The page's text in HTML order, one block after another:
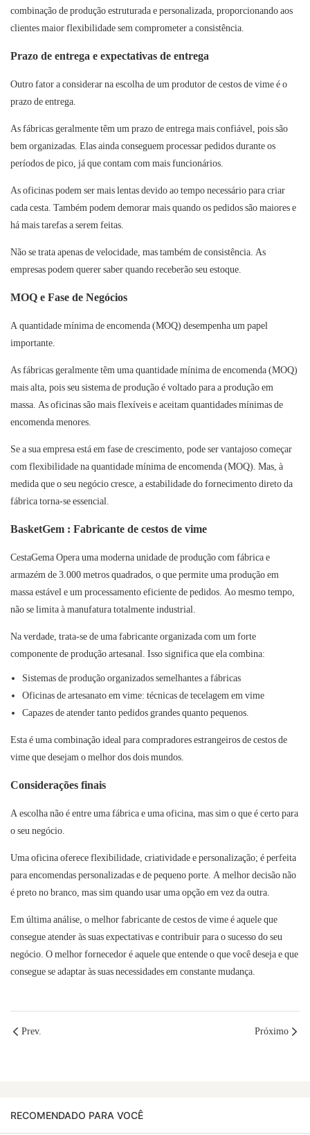
combinação de produção estruturada e personalizada, proporcionando aos
clientes maior flexibilidade sem comprometer a consistência.
Prazo de entrega e expectativas de entrega
Outro fator a considerar na escolha de um produtor de cestos de vime é o
prazo de entrega.
As fábricasgeralmente têm um prazo de entrega mais confiável, pois são
bem organizadas. Elas ainda conseguem processar pedidos durante os
períodos de pico, já que contam com mais funcionários.
As oficinaspodem ser mais lentas devido ao tempo necessário para criar
cada cesta. Também podem demorar mais quando os pedidos são maiores e
há mais tarefas a serem feitas.
Não se trata apenas de velocidade, mas também de consistência. As
empresas podem querer saber quando receberão seu estoque.
MOQ e Fase de Negócios
A quantidade mínima de encomenda (MOQ) desempenha um papel
importante.
As fábricasgeralmente têm uma quantidade mínima de encomenda (MOQ)
mais alta, pois seu sistema de produção é voltado para a produção em
massa. As oficinassão mais flexíveis e aceitam quantidades mínimas de
encomenda menores.
Se a sua empresa está em fase de crescimento, pode ser vantajoso começar
com flexibilidade na quantidade mínima de encomenda (MOQ). Mas, à
medida que o seu negócio cresce, a estabilidade do fornecimento direto da
fábrica torna-se essencial.
BasketGem : Fabricante de cestos de vime
CestaGemaOpera uma moderna unidade de produção com fábrica e
armazém de 3.000 metros quadrados, o que permite uma produção em
massa estável e um processamento eficiente de pedidos. Ao mesmo tempo,
não se limita à manufatura totalmente industrial.
Na verdade, trata-se de uma fabricante organizada com um forte
componente de produção artesanal. Isso significa que ela combina:
Sistemas de produção organizados semelhantes a fábricas
Oficinas de artesanato em vime: técnicas de tecelagem em vime
Capazes de atender tanto pedidos grandes quanto pequenos.
Esta é uma combinação ideal para compradores estrangeiros de cestos de
vime que desejam o melhor dos dois mundos.
Considerações finais
A escolha não é entre uma fábrica e uma oficina, mas sim o que é certo para
o seu negócio.
Uma oficina oferece flexibilidade, criatividade e personalização; é perfeita
para encomendas personalizadas e de pequeno porte. A melhor decisão não
é preto no branco, mas sim quando usar uma opção em vez da outra.
Em última análise, o melhor fabricante de cestos de vime é aquele que
consegue atender às suas expectativas e contribuir para o sucesso do seu
negócio. O melhor fornecedor é aquele que entende o que você deseja e que
consegue se adaptar às suas necessidades em constante mudança.
Prev. Próximo
RECOMENDADO PARA VOCÊ